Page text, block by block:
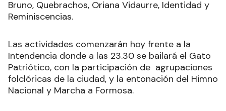
Bruno, Quebrachos, Oriana Vidaurre, Identidad y
Reminiscencias.
Las actividades comenzarán hoy frente a la
Intendencia donde a las 23.30 se bailará el Gato
Patriótico, con la participación de agrupaciones
folclóricas de la ciudad, y la entonación del Himno
Nacional y Marcha a Formosa.